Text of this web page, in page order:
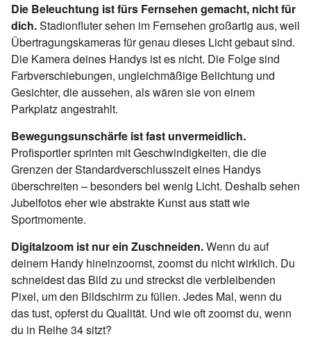
Die Beleuchtung ist fürs Fernsehen gemacht, nicht für
dich.Stadionfluter sehen im Fernsehen großartig aus, weil
Übertragungskameras für genau dieses Licht gebaut sind.
Die Kamera deines Handys ist es nicht. Die Folge sind
Farbverschiebungen, ungleichmäßige Belichtung und
Gesichter, die aussehen, als wären sie von einem
Parkplatz angestrahlt.
Bewegungsunschärfe ist fast unvermeidlich.
Profisportler sprinten mit Geschwindigkeiten, die die
Grenzen der Standardverschlusszeit eines Handys
überschreiten – besonders bei wenig Licht. Deshalb sehen
Jubelfotos eher wie abstrakte Kunst aus statt wie
Sportmomente.
Digitalzoom ist nur ein Zuschneiden.Wenn du auf
deinem Handy hineinzoomst, zoomst du nicht wirklich. Du
schneidest das Bild zu und streckst die verbleibenden
Pixel, um den Bildschirm zu füllen. Jedes Mal, wenn du
das tust, opferst du Qualität. Und wie oft zoomst du, wenn
du in Reihe 34 sitzt?